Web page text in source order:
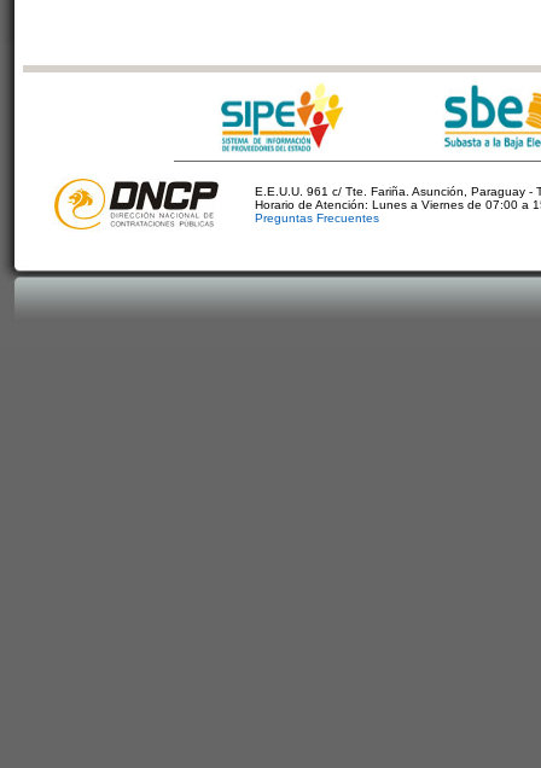
E.E.U.U. 961 c/ Tte. Fariña. Asunción, Paraguay -
Horario de Atención: Lunes a Viernes de 07:00 a
Preguntas Frecuentes